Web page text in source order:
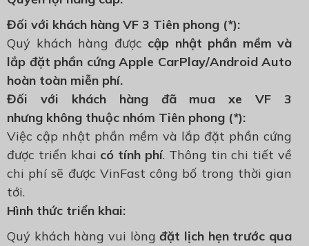
Đối với khách hàng VF 3 Tiên phong (*):
Quý khách hàng được cập nhật phần mềm và
lắp đặt phần cứng Apple CarPlay/Android Auto
hoàn toàn miễn phí.
Đối với khách hàng đã mua xe VF 3
nhưng không thuộc nhóm Tiên phong (*):
Việc cập nhật phần mềm và lắp đặt phần cứng
được triển khai có tính phí. Thông tin chi tiết về
chi phí sẽ được VinFast công bố trong thời gian
tới.
Hình thức triển khai:
Quý khách hàng vui lòngđặt lịch hẹn trước qua